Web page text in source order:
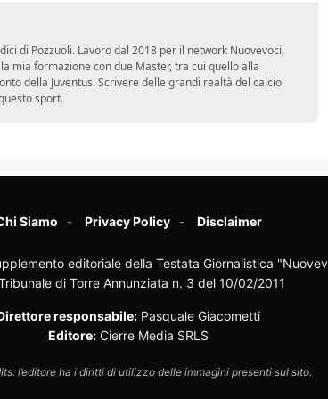
di Pozzuoli. Lavoro dal 2018 per il network Nuovevoci,
mia formazione con due Master, tra cui quello alla
della Juventus. Scrivere delle grandi realtà del calcio
sport.
Siamo Privacy Policy Disclaimer
editoriale della Testata Giornalistica
di Torre Annunziata n. 3 del 10/02/2011
responsabile: Pasquale Giacometti
Editore: Cierre Media SRLS
l’editore ha i diritti di utilizzo delle immagini presenti sul sito.